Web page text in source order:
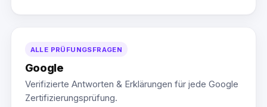
ALLE PRÜFUNGSFRAGEN
Google
Verifizierte Antworten & Erklärungen für jede Google
Zertifizierungsprüfung.